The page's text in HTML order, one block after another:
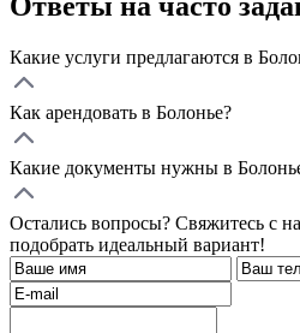
Какие услуги предлагаются в
Как арендовать в Болонье?
Какие документы нужны в
Остались вопросы? Свяжитесь
подобрать идеальный вариант!